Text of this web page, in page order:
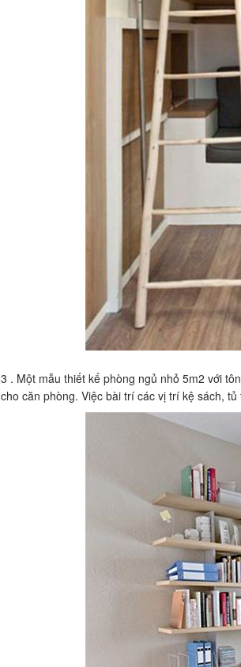
3 . Một mẫu thiết kế phòng ngủ nhỏ 5m2 với
cho căn phòng. Việc bài trí các vị trí kệ sách,